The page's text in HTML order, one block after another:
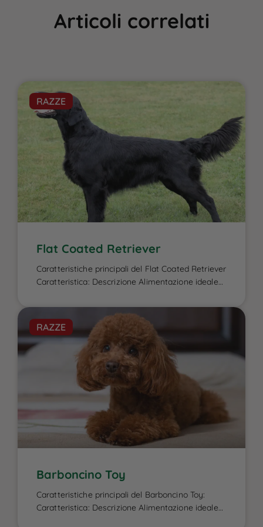
Articoli correlati
RAZZE
Flat Coated Retriever
Caratteristiche principali del Flat Coated Retriever
Caratteristica: Descrizione Alimentazione ideale
Flat Coated Retriever è un elemento cruciale per
garantire la sua energia elevata, il benessere
fisico e la salute del mantello, caratteristiche che
lo contraddistinguono. Essendo un cane attivo e
di taglia media-grande, ha bisogno di una dieta
RAZZE
Barboncino Toy
Caratteristiche principali del Barboncino Toy:
Caratteristica: Descrizione Alimentazione ideale